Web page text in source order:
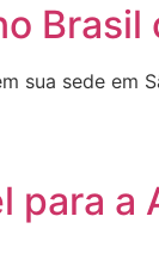
sede em
para